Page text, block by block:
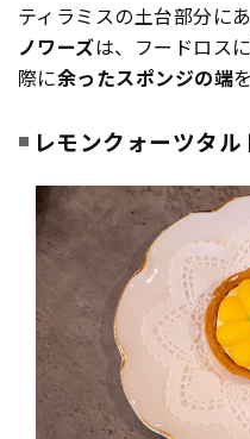
ティラミスの土台部分に
ノワーズは、フードロス
際に余ったスポンジの端
レモンクォーツタル